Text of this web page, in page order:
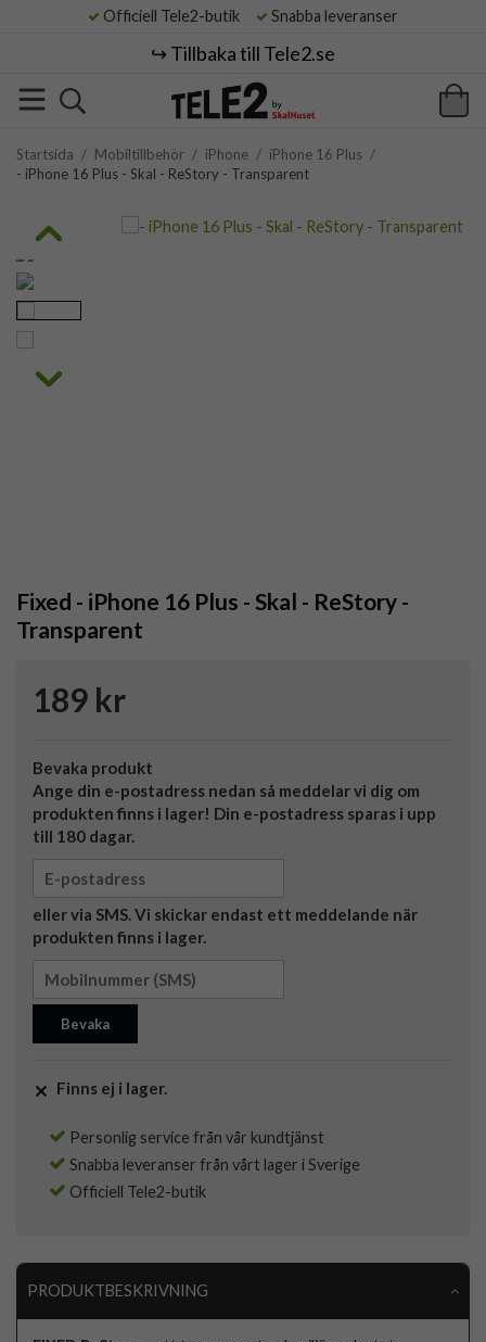
Officiell Tele2-butik Snabba leveranser
↪️ Tillbaka till Tele2.se
Startsida / Mobiltillbehör / iPhone / iPhone 16 Plus /
- iPhone 16 Plus - Skal - ReStory - Transparent
Fixed - iPhone 16 Plus - Skal - ReStory -
Transparent
189 kr
Bevaka produkt
Ange din e-postadress nedan så meddelar vi dig om
produkten finns i lager! Din e-postadress sparas i upp
till 180 dagar.
eller via SMS. Vi skickar endast ett meddelande när
produkten finns i lager.
Bevaka
Finns ej i lager.
Personlig service från vår kundtjänst
Snabba leveranser från vårt lager i Sverige
Officiell Tele2-butik
PRODUKTBESKRIVNING